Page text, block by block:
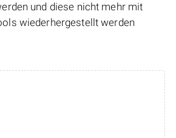
und diese nicht mehr mit
wiederhergestellt werden